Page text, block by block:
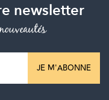
newsletter
JE M'ABONNE